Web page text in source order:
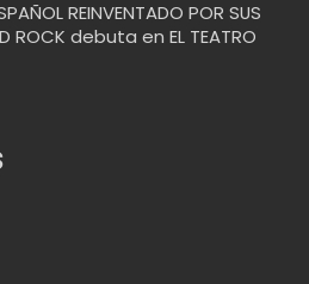
REINVENTADO POR SUS
ROCK debuta en EL TEATRO